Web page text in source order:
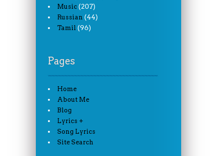
Music (207)
Russian (44)
Tamil (96)
Pages
Home
About Me
Blog
Lyrics +
Song Lyrics
Site Search